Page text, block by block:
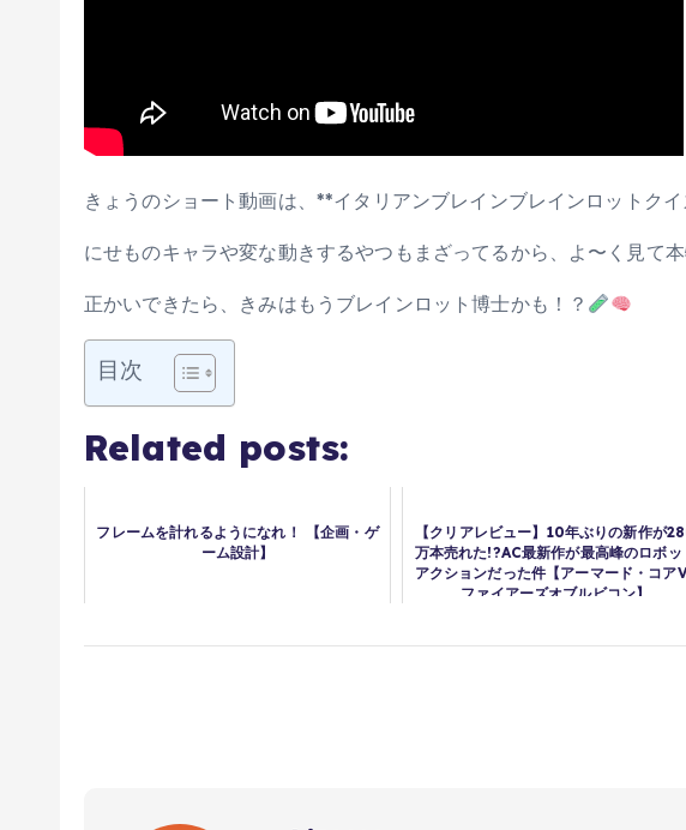
きょうのショート動画は、**イタリアンブレインブレインロットク
にせものキャラや変な動きするやつもまざってるから、よ〜く見て
正かいできたら、きみはもうブレインロット博士かも！？
目次
Related posts:
フレームを計れるようになれ！ 【企画・ゲ
ーム設計】
【クリアレビュー】10年ぶりの新作が
万本売れた!?AC最新作が最高峰のロボッ
アクションだった件【アーマード・コア
ファイアーズオブルビコン】